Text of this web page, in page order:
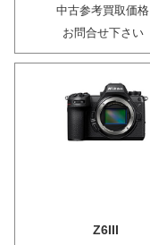
中古参考買取価格
お問合せ下さい
Z6III